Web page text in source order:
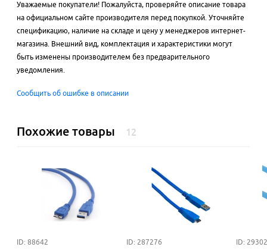
Уважаемые покупатели! Пожалуйста, проверяйте описание товара
на официальном сайте производителя перед покупкой. Уточняйте
спецификацию, наличие на складе и цену у менеджеров интернет-
магазина. Внешний вид, комплектация и характеристики могут
быть изменены производителем без предварительного
уведомления.
Сообщить об ошибке в описании
Похожие товары 12
ID: 88642 ID: 287276 ID: